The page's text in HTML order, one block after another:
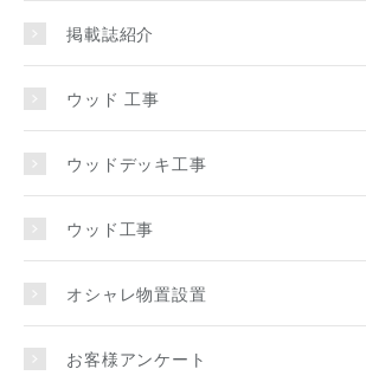
掲載誌紹介
ウッド 工事
ウッドデッキ工事
ウッド工事
オシャレ物置設置
お客様アンケート